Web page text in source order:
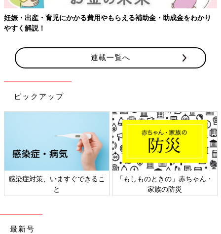
かり 【ワクチン接種できるものも】妊婦の感染症対策、知ってお
連載一覧へ
ピックアップ
ゃん・
日本外来小児科学会リーフレッ
六星占術 細木かおりさ
最新号